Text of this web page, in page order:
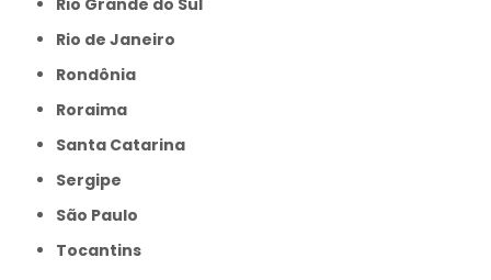
Rio Grande do Sul
Rio de Janeiro
Rondônia
Roraima
Santa Catarina
Sergipe
São Paulo
Tocantins